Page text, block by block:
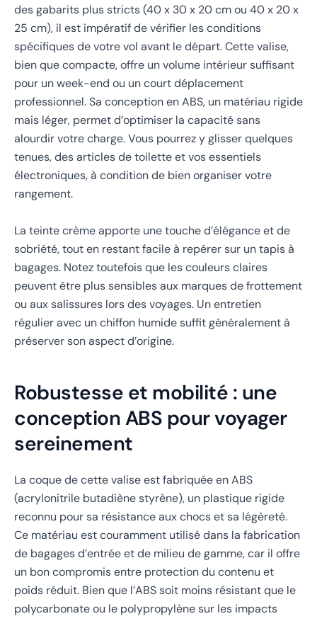
des gabarits plus stricts (40 x 30 x 20 cm ou 40 x 20 x
25 cm), il est impératif de vérifier les conditions
spécifiques de votre vol avant le départ. Cette valise,
bien que compacte, offre un volume intérieur suffisant
pour un week-end ou un court déplacement
professionnel. Sa conception en ABS, un matériau rigide
mais léger, permet d’optimiser la capacité sans
alourdir votre charge. Vous pourrez y glisser quelques
tenues, des articles de toilette et vos essentiels
électroniques, à condition de bien organiser votre
rangement.
La teinte crème apporte une touche d’élégance et de
sobriété, tout en restant facile à repérer sur un tapis à
bagages. Notez toutefois que les couleurs claires
peuvent être plus sensibles aux marques de frottement
ou aux salissures lors des voyages. Un entretien
régulier avec un chiffon humide suffit généralement à
préserver son aspect d’origine.
Robustesse et mobilité : une
conception ABS pour voyager
sereinement
La coque de cette valise est fabriquée en ABS
(acrylonitrile butadiène styrène), un plastique rigide
reconnu pour sa résistance aux chocs et sa légèreté.
Ce matériau est couramment utilisé dans la fabrication
de bagages d’entrée et de milieu de gamme, car il offre
un bon compromis entre protection du contenu et
poids réduit. Bien que l’ABS soit moins résistant que le
polycarbonate ou le polypropylène sur les impacts